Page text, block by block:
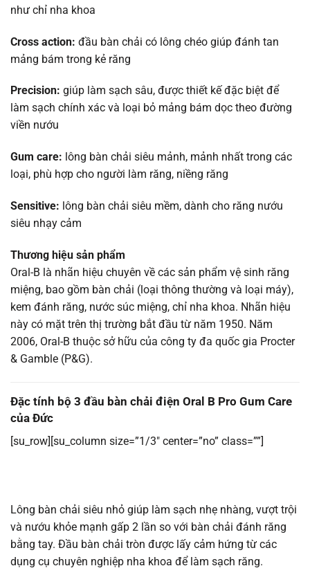
như chỉ nha khoa
Cross action: đầu bàn chải có lông chéo giúp đánh tan
mảng bám trong kẻ răng
Precision: giúp làm sạch sâu, được thiết kế đặc biệt để
làm sạch chính xác và loại bỏ mảng bám dọc theo đường
viền nướu
Gum care: lông bàn chải siêu mảnh, mảnh nhất trong các
loại, phù hợp cho người làm răng, niềng răng
Sensitive: lông bàn chải siêu mềm, dành cho răng nướu
siêu nhạy cảm
Thương hiệu sản phẩm
Oral-B là nhãn hiệu chuyên về các sản phẩm vệ sinh răng
miệng, bao gồm bàn chải (loại thông thường và loại máy),
kem đánh răng, nước súc miệng, chỉ nha khoa. Nhãn hiệu
này có mặt trên thị trường bắt đầu từ năm 1950. Năm
2006, Oral-B thuộc sở hữu của công ty đa quốc gia Procter
& Gamble (P&G).
Đặc tính bộ 3 đầu bàn chải điện Oral B Pro Gum Care
của Đức
[su_row][su_column size=”1/3″ center=”no” class=””]
Lông bàn chải siêu nhỏ giúp làm sạch nhẹ nhàng, vượt trội
và nướu khỏe mạnh gấp 2 lần so với bàn chải đánh răng
bằng tay. Đầu bàn chải tròn được lấy cảm hứng từ các
dụng cụ chuyên nghiệp nha khoa để làm sạch răng.